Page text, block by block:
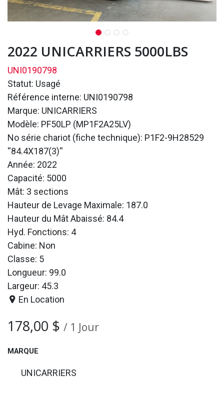
2022 UNICARRIERS 5000LBS
UNI0190798
Statut: Usagé
Référence interne: UNI0190798
Marque: UNICARRIERS
Modèle: PF50LP (MP1F2A25LV)
No série chariot (fiche technique): P1F2-9H28529
''84.4X187(3)''
Année: 2022
Capacité: 5000
Mât: 3 sections
Hauteur de Levage Maximale: 187.0
Hauteur du Mât Abaissé: 84.4
Hyd. Fonctions: 4
Cabine: Non
Classe: 5
Longueur: 99.0
Largeur: 45.3
En Location
178,00 $ / 1 Jour
MARQUE
UNICARRIERS